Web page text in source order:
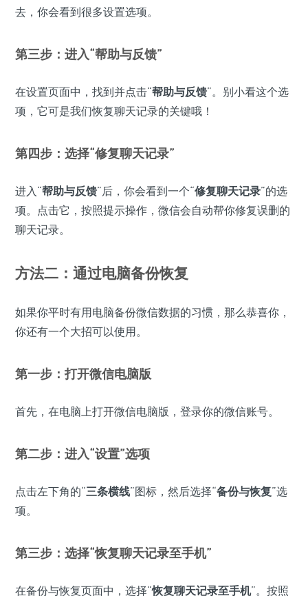
去，你会看到很多设置选项。
第三步：进入“帮助与反馈”
在设置页面中，找到并点击“帮助与反馈”。别小看这个选
项，它可是我们恢复聊天记录的关键哦！
第四步：选择“修复聊天记录”
进入“帮助与反馈”后，你会看到一个“修复聊天记录”的选
项。点击它，按照提示操作，微信会自动帮你修复误删的
聊天记录。
方法二：通过电脑备份恢复
如果你平时有用电脑备份微信数据的习惯，那么恭喜你，
你还有一个大招可以使用。
第一步：打开微信电脑版
首先，在电脑上打开微信电脑版，登录你的微信账号。
第二步：进入“设置”选项
点击左下角的“三条横线”图标，然后选择“备份与恢复”选
项。
第三步：选择“恢复聊天记录至手机”
在备份与恢复页面中，选择“恢复聊天记录至手机”。按照